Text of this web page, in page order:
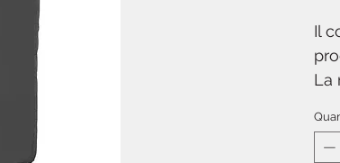
Il
La
Il